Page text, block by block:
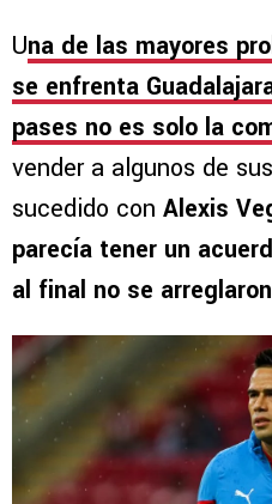
Una de las mayores
se enfrenta
pases no es solo la
vender a algunos de
sucedido con Alexis
parecía tener un
al final no se